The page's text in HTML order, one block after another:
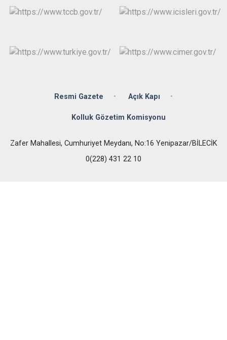
Resmi Gazete Açık Kapı
Kolluk Gözetim Komisyonu
Zafer Mahallesi, Cumhuriyet Meydanı, No:16 Yenipazar/BİLECİK
0(228) 431 22 10